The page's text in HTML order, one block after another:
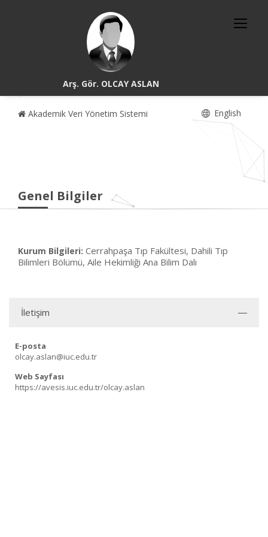
Arş. Gör. OLCAY ASLAN
Akademik Veri Yönetim Sistemi English
Genel Bilgiler
Kurum Bilgileri: Cerrahpaşa Tıp Fakültesi, Dahili Tıp
Bilimleri Bölümü, Aile Hekimliği Ana Bilim Dalı
İletişim
E-posta
olcay.aslan@iuc.edu.tr
Web Sayfası
https://avesis.iuc.edu.tr/olcay.aslan